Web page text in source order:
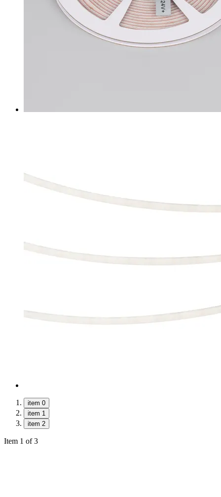
item 0
item 1
item 2
Item 1 of 3